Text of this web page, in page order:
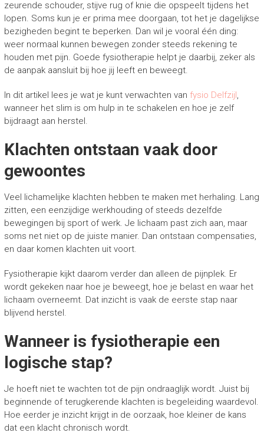
zeurende schouder, stijve rug of knie die opspeelt tijdens het
lopen. Soms kun je er prima mee doorgaan, tot het je dagelijkse
bezigheden begint te beperken. Dan wil je vooral één ding:
weer normaal kunnen bewegen zonder steeds rekening te
houden met pijn. Goede fysiotherapie helpt je daarbij, zeker als
de aanpak aansluit bij hoe jij leeft en beweegt.
In dit artikel lees je wat je kunt verwachten van fysio Delfzijl,
wanneer het slim is om hulp in te schakelen en hoe je zelf
bijdraagt aan herstel.
Klachten ontstaan vaak door
gewoontes
Veel lichamelijke klachten hebben te maken met herhaling. Lang
zitten, een eenzijdige werkhouding of steeds dezelfde
bewegingen bij sport of werk. Je lichaam past zich aan, maar
soms net niet op de juiste manier. Dan ontstaan compensaties,
en daar komen klachten uit voort.
Fysiotherapie kijkt daarom verder dan alleen de pijnplek. Er
wordt gekeken naar hoe je beweegt, hoe je belast en waar het
lichaam overneemt. Dat inzicht is vaak de eerste stap naar
blijvend herstel.
Wanneer is fysiotherapie een
logische stap?
Je hoeft niet te wachten tot de pijn ondraaglijk wordt. Juist bij
beginnende of terugkerende klachten is begeleiding waardevol.
Hoe eerder je inzicht krijgt in de oorzaak, hoe kleiner de kans
dat een klacht chronisch wordt.